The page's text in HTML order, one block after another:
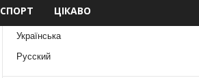
СПОРТ ЦІКАВО
Українська
Русский